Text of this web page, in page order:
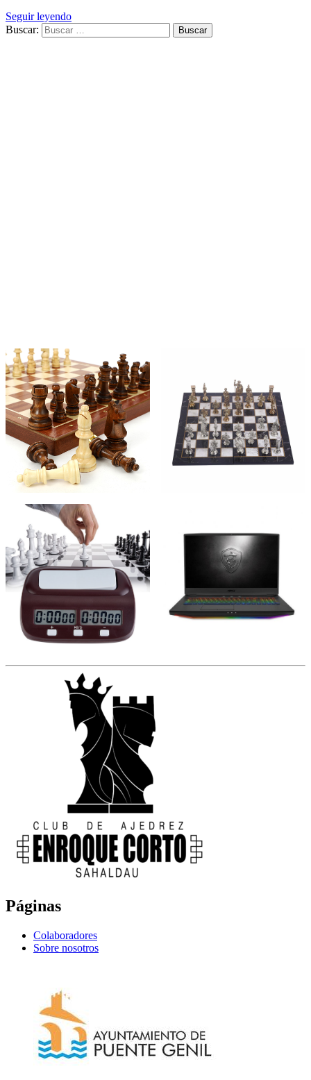
Seguir leyendo
Buscar:
Páginas
Colaboradores
Sobre nosotros